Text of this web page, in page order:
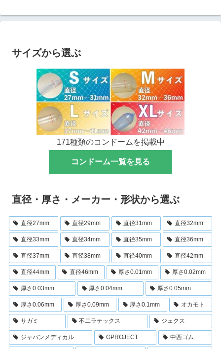
サイズから選ぶ
171種類のコンドームを掲載中
コンドーム一覧を見る
直径・厚さ・メーカー・形状から選ぶ
直径27mm 直径29mm 直径31mm 直径32mm
直径33mm 直径34mm 直径35mm 直径36mm
直径37mm 直径38mm 直径40mm 直径42mm
直径44mm 直径46mm 厚さ0.01mm 厚さ0.02mm
厚さ0.03mm 厚さ0.04mm 厚さ0.05mm
厚さ0.06mm 厚さ0.09mm 厚さ0.1mm オカモト
サガミ 不二ラテックス ジェクス
ジャパンメディカル GPROJECT 中西ゴム